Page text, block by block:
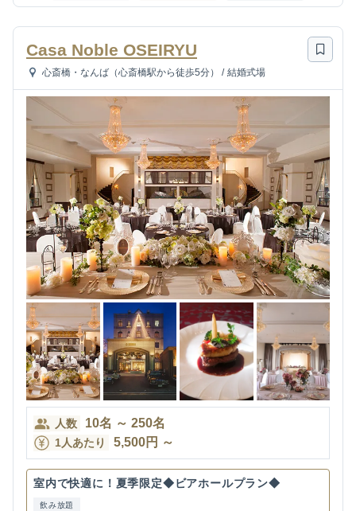
Casa Noble OSEIRYU
心斎橋・なんば（心斎橋駅から徒歩5分） / 結婚式場
人数 10名 ～ 250名
1人あたり 5,500円 ～
室内で快適に！夏季限定◆ビアホールプラン◆
飲み放題